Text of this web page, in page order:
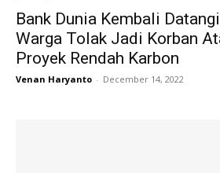
Bank Dunia Kembali
Warga Tolak Jadi Korban
Proyek Rendah Karbon
Venan Haryanto - December 14, 2022